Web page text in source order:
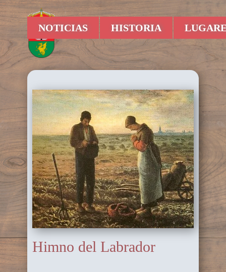
NOTICIAS HISTORIA
Himno del Labrador